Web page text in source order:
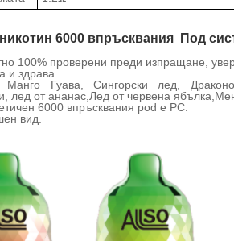
никотин 6000 впръсквания Под
100% проверени преди изпращане,
и здрава.
Гуава, Сингорски лед,
, лед от ананас,Лед от червена ябълка,
6000 впръсквания pod е PC.
вид.